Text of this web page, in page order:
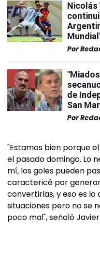
Nicolás
Por
de
San
Por
"Estamos bien porque
el pasado domingo. Lo
mí, los goles pueden
caractericé por
convertirlas, y eso es lo
situaciones pero no se
poco mal", señaló Javier.